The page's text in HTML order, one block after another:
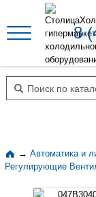
8
Поиск по каталогу
→ Автоматика и
Регулирующие